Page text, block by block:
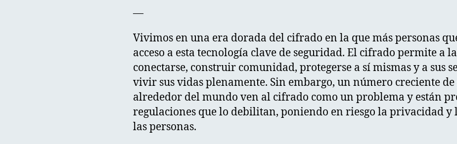
—
Vivimos en una era dorada del cifrado en la que más personas
acceso a esta tecnología clave de seguridad. El cifrado permite a
conectarse, construir comunidad, protegerse a sí mismas y a sus
vivir sus vidas plenamente. Sin embargo, un número creciente
alrededor del mundo ven al cifrado como un problema y están
regulaciones que lo debilitan, poniendo en riesgo la privacidad y
las personas.